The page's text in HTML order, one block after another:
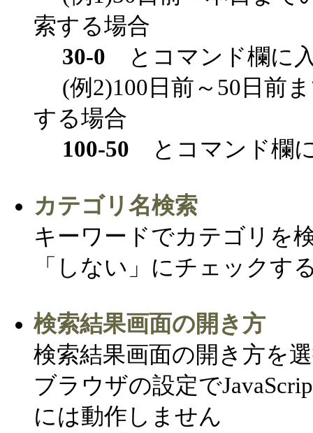
索する場合
30-0 とコマンド欄に
(例2)100日前～50日前
する場合
100-50 とコマンド欄
カテゴリ名検索
キーワードでカテゴリを
「しない」にチェックす
検索結果画面の開き方
検索結果画面の開き方を
ブラウザの設定で
には動作しません